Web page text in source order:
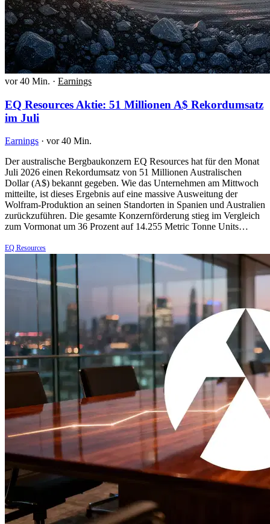
vor 40 Min. · Earnings
EQ Resources Aktie: 51 Millionen A$ Rekordumsatz
im Juli
Earnings · vor 40 Min.
Der australische Bergbaukonzern EQ Resources hat für den Monat
Juli 2026 einen Rekordumsatz von 51 Millionen Australischen
Dollar (A$) bekannt gegeben. Wie das Unternehmen am Mittwoch
mitteilte, ist dieses Ergebnis auf eine massive Ausweitung der
Wolfram-Produktion an seinen Standorten in Spanien und Australien
zurückzuführen. Die gesamte Konzernförderung stieg im Vergleich
zum Vormonat um 36 Prozent auf 14.255 Metric Tonne Units…
EQ Resources